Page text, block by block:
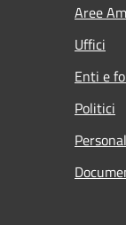
Aree
Uffici
Enti e
Politici